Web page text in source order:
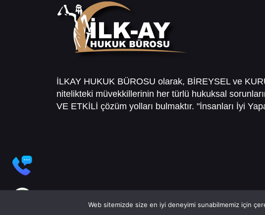
İLKAY HUKUK BÜROSU olarak, BİREYSEL ve
nitelikteki müvekkillerinin her türlü hukuksal
VE ETKİLİ çözüm yolları bulmaktır. "İnsanları İyi
Web sitemizde size en iyi deneyimi sunabilmemiz için